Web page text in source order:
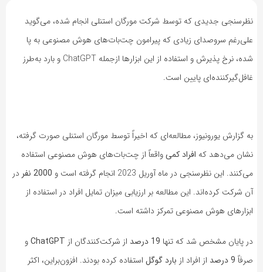
نظرسنجی جدیدی که توسط شرکت مورگان استنلی انجام شده، می‌گوید
علی‌رغم سروصدای زیادی که پیرامون چت‌بات‌های هوش مصنوعی به پا
شده، نرخ پذیرش و استفاده از این ابزارها ازجمله ChatGPT و بارد به‌طرز
غافل‌گیرکننده‌ای پایین است.
به گزارش یورونیوز، مطالعه‌ای که اخیراً توسط مورگان استنلی صورت گرفته،
نشان می‌دهد که افراد کمیواقعاً از چت‌بات‌های هوش مصنوعی استفاده
می‌کنند. این نظرسنجی در ماه آوریل 2023 انجام گرفته است و
2000 نفر
در
آن شرکت کرده‌اند. این مطالعه بر ارزیابی میزان تمایل افراد در استفاده از
ابزارهای هوش مصنوعی تمرکز داشته است.
در پایان مشخص شد که تنها 19 درصد از شرکت‌کنندگان از ChatGPTو
صرفاً 9 درصد از افراد از بارد گوگل استفاده کرده بودند. افزون‌براین، اکثر